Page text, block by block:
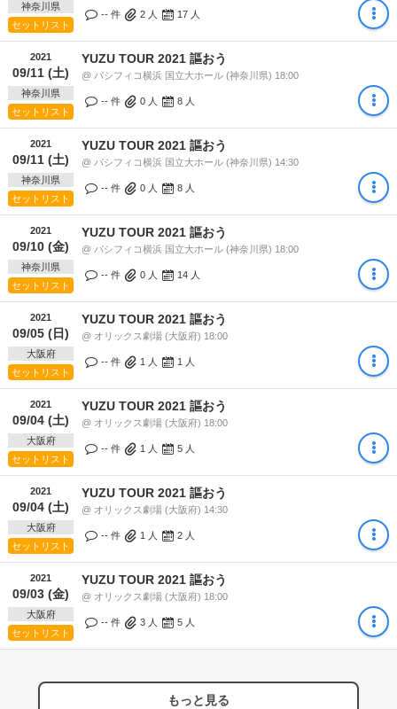
神奈川県
セットリスト
-- 件 2 人 17 人
2021
09/11 (土)
神奈川県
セットリスト
YUZU TOUR 2021 謳おう
@ パシフィコ横浜 国立大ホール (神奈川県) 18:00
-- 件 0 人 8 人
2021
09/11 (土)
神奈川県
セットリスト
YUZU TOUR 2021 謳おう
@ パシフィコ横浜 国立大ホール (神奈川県) 14:30
-- 件 0 人 8 人
2021
09/10 (金)
神奈川県
セットリスト
YUZU TOUR 2021 謳おう
@ パシフィコ横浜 国立大ホール (神奈川県) 18:00
-- 件 0 人 14 人
2021
09/05 (日)
大阪府
セットリスト
YUZU TOUR 2021 謳おう
@ オリックス劇場 (大阪府) 18:00
-- 件 1 人 1 人
2021
09/04 (土)
大阪府
セットリスト
YUZU TOUR 2021 謳おう
@ オリックス劇場 (大阪府) 18:00
-- 件 1 人 5 人
2021
09/04 (土)
大阪府
セットリスト
YUZU TOUR 2021 謳おう
@ オリックス劇場 (大阪府) 14:30
-- 件 1 人 2 人
2021
09/03 (金)
大阪府
セットリスト
YUZU TOUR 2021 謳おう
@ オリックス劇場 (大阪府) 18:00
-- 件 3 人 5 人
もっと見る